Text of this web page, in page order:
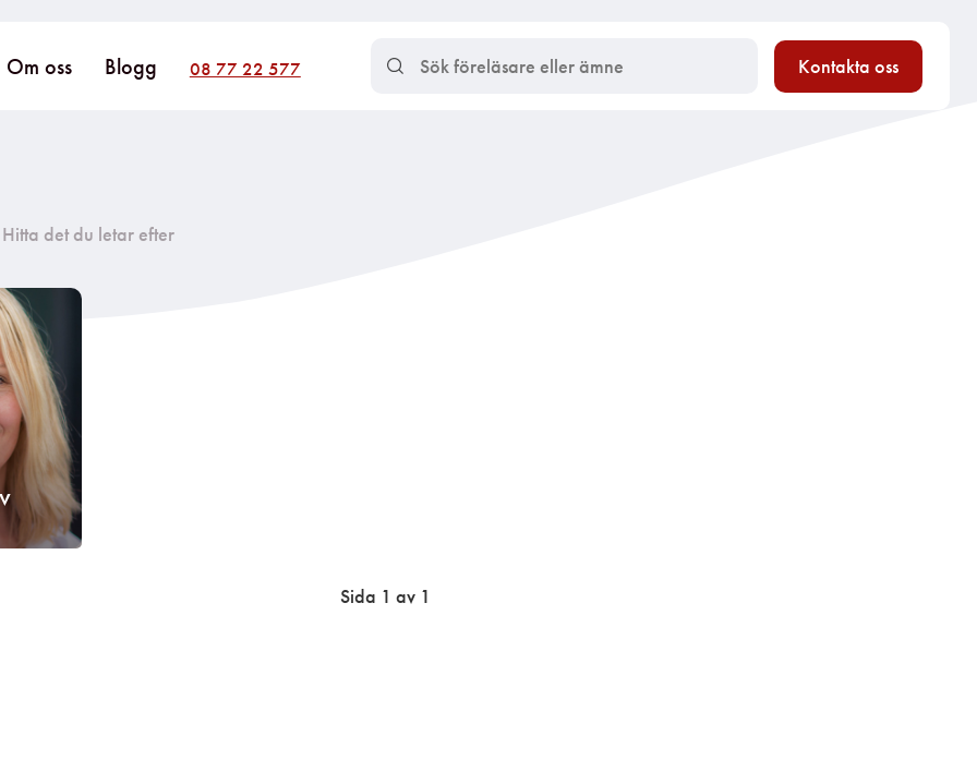
Om oss Blogg 08 77 22 577 Kontakta oss
Hitta det du letar efter​
Sida 1 av 1